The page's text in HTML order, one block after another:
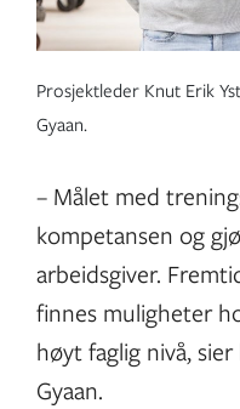
Prosjektleder Knut Erik
Gyaan.
– Målet med
kompetansen og
arbeidsgiver.
finnes muligheter
høyt faglig nivå,
Gyaan.